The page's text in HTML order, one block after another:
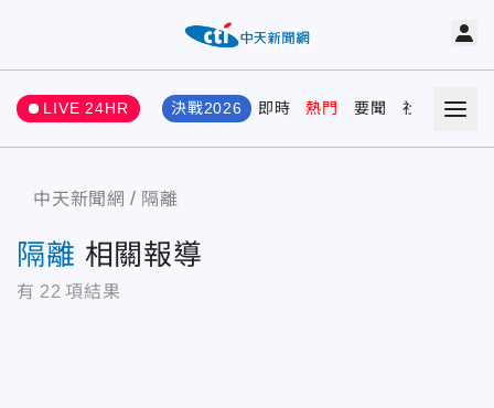
LIVE 24HR 決戰2026 即時 熱門 要聞 社會 娛樂
中天新聞網 隔離
隔離 相關報導
有 22 項結果